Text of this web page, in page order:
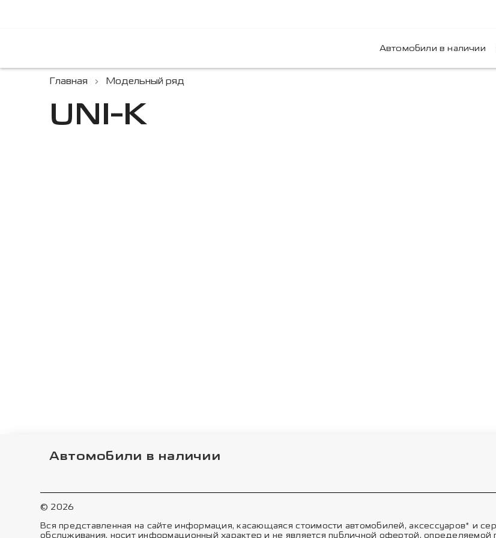
Автомобили в наличии
Главная Модельный ряд
UNI-K
Автомобили в наличии
Вся представленная на сайте информация, касающаяся стоимости автомобилей, аксессуаров* и
обслуживания, носит информационный характер и не является публичной офертой, определяемой
© 2026